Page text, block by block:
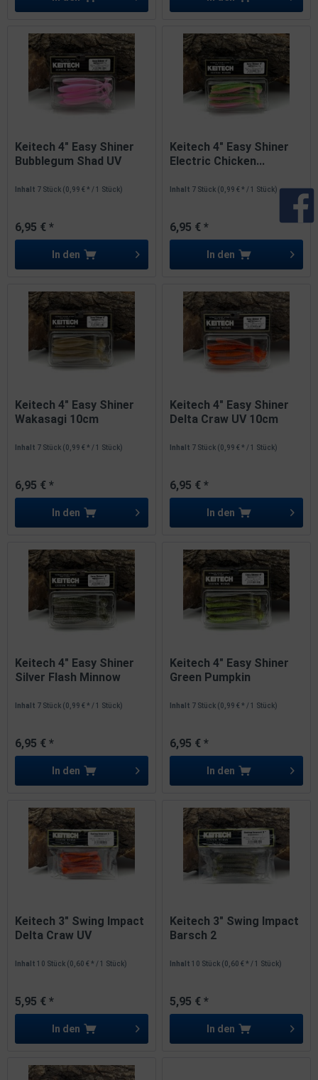
Keitech 4" Easy Shiner
Bubblegum Shad UV
Inhalt 7 Stück (0,99 € * / 1 Stück)
6,95 € *
In den
Keitech 4" Easy Shiner
Electric Chicken...
Inhalt 7 Stück (0,99 € * / 1 Stück)
6,95 € *
In den
Keitech 4" Easy Shiner
Wakasagi 10cm
Inhalt 7 Stück (0,99 € * / 1 Stück)
6,95 € *
In den
Keitech 4" Easy Shiner
Delta Craw UV 10cm
Inhalt 7 Stück (0,99 € * / 1 Stück)
6,95 € *
In den
Keitech 4" Easy Shiner
Silver Flash Minnow
Inhalt 7 Stück (0,99 € * / 1 Stück)
6,95 € *
In den
Keitech 4" Easy Shiner
Green Pumpkin
Inhalt 7 Stück (0,99 € * / 1 Stück)
6,95 € *
In den
Keitech 3" Swing Impact
Delta Craw UV
Inhalt10 Stück (0,60 € * / 1 Stück)
5,95 € *
In den
Keitech 3" Swing Impact
Barsch 2
Inhalt10 Stück (0,60 € * / 1 Stück)
5,95 € *
In den